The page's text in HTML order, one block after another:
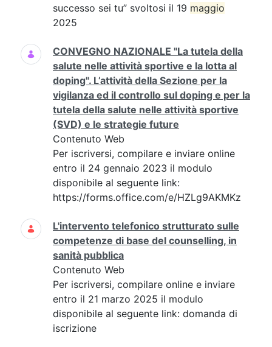
successo sei tu” svoltosi il 19 maggio
2025
CONVEGNO NAZIONALE "La tutela della
salute nelle attività sportive e la lotta al
doping". L’attività della Sezione per la
vigilanza ed il controllo sul doping e per la
tutela della salute nelle attività sportive
(SVD) e le strategie future
Contenuto Web
Per iscriversi, compilare e inviare online
entro il 24 gennaio 2023 il modulo
disponibile al seguente link:
https://forms.office.com/e/HZLg9AKMKz
L'intervento telefonico strutturato sulle
competenze di base del counselling, in
sanità pubblica
Contenuto Web
Per iscriversi, compilare online e inviare
entro il 21 marzo 2025 il modulo
disponibile al seguente link: domanda di
iscrizione